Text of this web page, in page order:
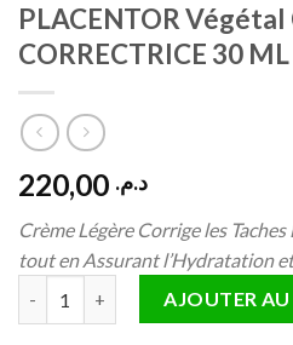
PLACENTOR Végétal
CORRECTRICE 30 ML
د.م.
Crème Légère Corrige les
tout en Assurant l’Hydratation
AJOUTER AU